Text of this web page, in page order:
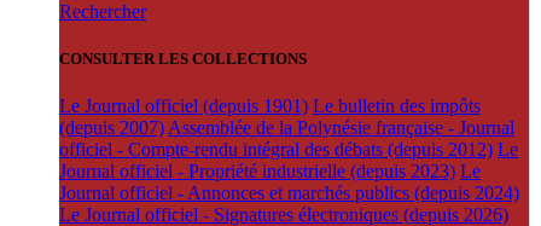
Rechercher
CONSULTER LES COLLECTIONS
Le Journal officiel (depuis 1901) Le bulletin des impôts
(depuis 2007) Assemblée de la Polynésie française - Journal
officiel - Compte-rendu intégral des débats (depuis 2012) Le
Journal officiel - Propriété industrielle (depuis 2023) Le
Journal officiel - Annonces et marchés publics (depuis 2024)
Le Journal officiel - Signatures électroniques (depuis 2026)